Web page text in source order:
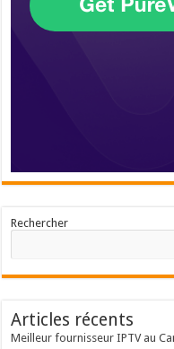
Rechercher
Articles récents
Meilleur fournisseur IPTV au